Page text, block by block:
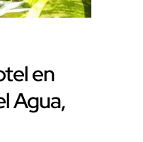
en
Agua,